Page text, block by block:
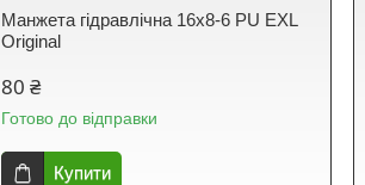
Манжета гідравлічна 16х8-6 PU EXL
Original
80 ₴
Готово до відправки
Купити